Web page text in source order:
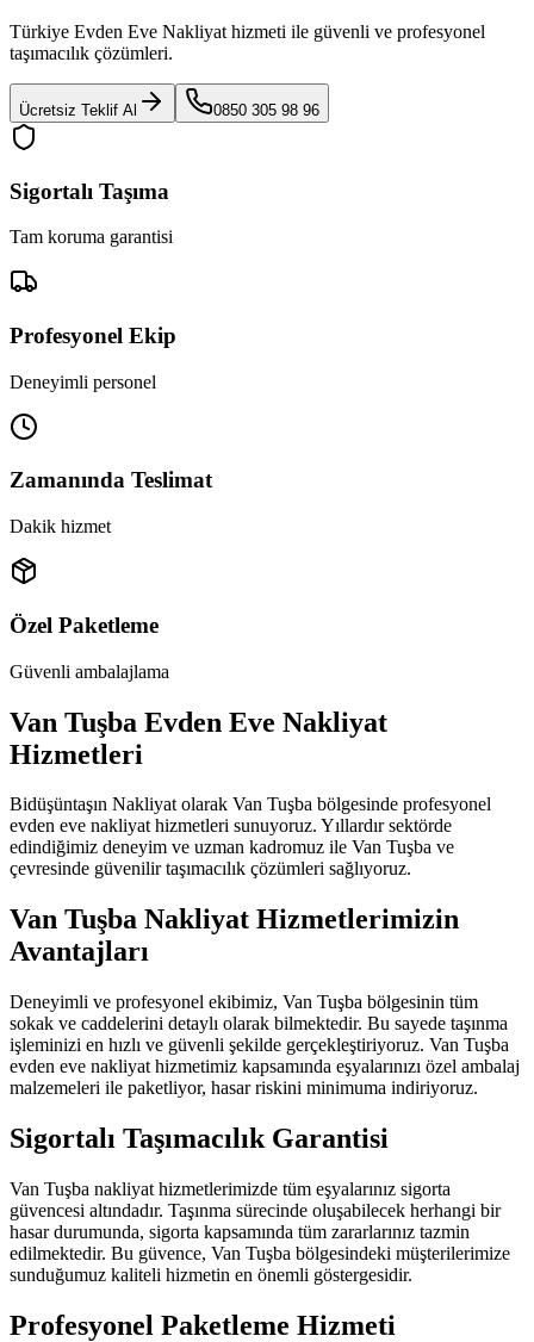
Türkiye Evden Eve Nakliyat hizmeti ile güvenli ve profesyonel
taşımacılık çözümleri.
Ücretsiz Teklif Al 0850 305 98 96
Sigortalı Taşıma
Tam koruma garantisi
Profesyonel Ekip
Deneyimli personel
Zamanında Teslimat
Dakik hizmet
Özel Paketleme
Güvenli ambalajlama
Van Tuşba Evden Eve Nakliyat
Hizmetleri
Bidüşüntaşın Nakliyat olarak Van Tuşba bölgesinde profesyonel
evden eve nakliyat hizmetleri sunuyoruz. Yıllardır sektörde
edindiğimiz deneyim ve uzman kadromuz ile Van Tuşba ve
çevresinde güvenilir taşımacılık çözümleri sağlıyoruz.
Van Tuşba Nakliyat Hizmetlerimizin
Avantajları
Deneyimli ve profesyonel ekibimiz, Van Tuşba bölgesinin tüm
sokak ve caddelerini detaylı olarak bilmektedir. Bu sayede taşınma
işleminizi en hızlı ve güvenli şekilde gerçekleştiriyoruz. Van Tuşba
evden eve nakliyat hizmetimiz kapsamında eşyalarınızı özel ambalaj
malzemeleri ile paketliyor, hasar riskini minimuma indiriyoruz.
Sigortalı Taşımacılık Garantisi
Van Tuşba nakliyat hizmetlerimizde tüm eşyalarınız sigorta
güvencesi altındadır. Taşınma sürecinde oluşabilecek herhangi bir
hasar durumunda, sigorta kapsamında tüm zararlarınız tazmin
edilmektedir. Bu güvence, Van Tuşba bölgesindeki müşterilerimize
sunduğumuz kaliteli hizmetin en önemli göstergesidir.
Profesyonel Paketleme Hizmeti